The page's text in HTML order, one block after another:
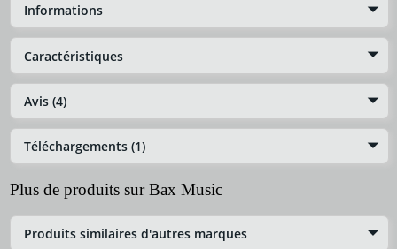
Informations
Caractéristiques
Avis (4)
Téléchargements (1)
Plus de produits sur Bax Music
Produits similaires d'autres marques